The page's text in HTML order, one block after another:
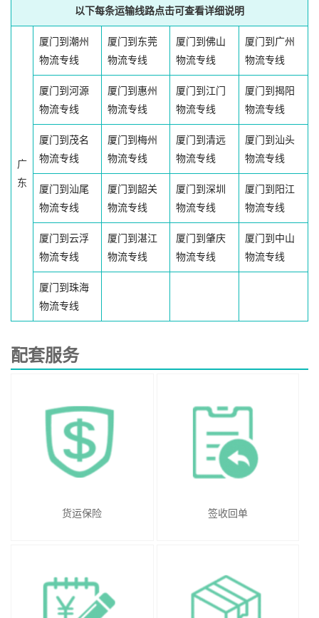
以下每条运输线路点击可查看详细说明
广
东
厦门到潮州
物流专线
厦门到东莞
物流专线
厦门到佛山
物流专线
厦门到广州
物流专线
厦门到河源
物流专线
厦门到惠州
物流专线
厦门到江门
物流专线
厦门到揭阳
物流专线
厦门到茂名
物流专线
厦门到梅州
物流专线
厦门到清远
物流专线
厦门到汕头
物流专线
厦门到汕尾
物流专线
厦门到韶关
物流专线
厦门到深圳
物流专线
厦门到阳江
物流专线
厦门到云浮
物流专线
厦门到湛江
物流专线
厦门到肇庆
物流专线
厦门到中山
物流专线
厦门到珠海
物流专线
配套服务
货运保险 签收回单